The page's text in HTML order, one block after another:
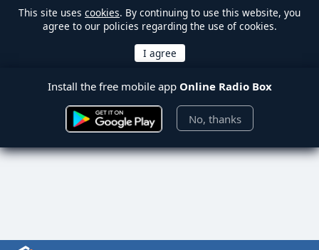
This site uses cookies. By continuing to use this website, you
agree to our policies regarding the use of cookies.
Install the free mobile app Online Radio Box
No, thanks